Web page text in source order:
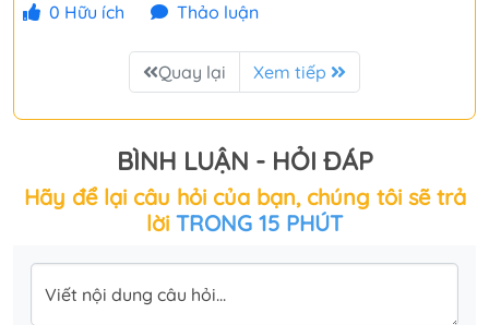
0 Hữu ích Thảo luận
Quay lại Xem tiếp
BÌNH LUẬN - HỎI ĐÁP
Hãy để lại câu hỏi của bạn, chúng tôi sẽ trả
lời TRONG 15 PHÚT
Viết nội dung câu hỏi...